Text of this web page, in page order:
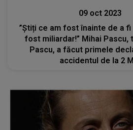
09 oct 2023
”Știți ce am fost înainte de a fi
fost miliardar!” Mihai Pascu,
Pascu, a făcut primele
accidentul de la 2